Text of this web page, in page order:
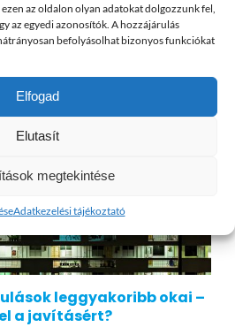
az oldalon olyan adatokat dolgozzunk fel,
az egyedi azonosítók. A hozzájárulás
befolyásolhat bizonyos funkciókat
Elfogad
Elutasít
megtekintése
Adatkezelési tájékoztató
cikkek
leggyakoribb okai –
a javításért?